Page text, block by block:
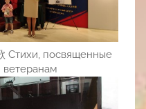
Стихи, посвященные